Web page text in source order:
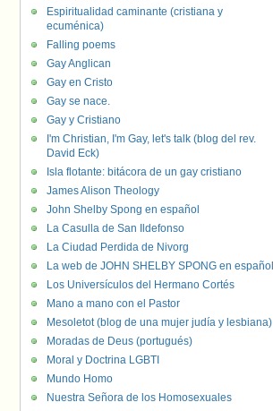
Espiritualidad caminante (cristiana y
ecuménica)
Falling poems
Gay Anglican
Gay en Cristo
Gay se nace.
Gay y Cristiano
I'm Christian, I'm Gay, let's talk (blog del rev.
David Eck)
Isla flotante: bitácora de un gay cristiano
James Alison Theology
John Shelby Spong en español
La Casulla de San Ildefonso
La Ciudad Perdida de Nivorg
La web de JOHN SHELBY SPONG en español
Los Universículos del Hermano Cortés
Mano a mano con el Pastor
Mesoletot (blog de una mujer judía y lesbiana)
Moradas de Deus (portugués)
Moral y Doctrina LGBTI
Mundo Homo
Nuestra Señora de los Homosexuales